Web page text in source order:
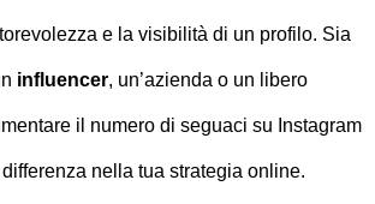
e la visibilità di un profilo. Sia
influencer, un’azienda o un libero
il numero di seguaci su Instagram
nella tua strategia online.